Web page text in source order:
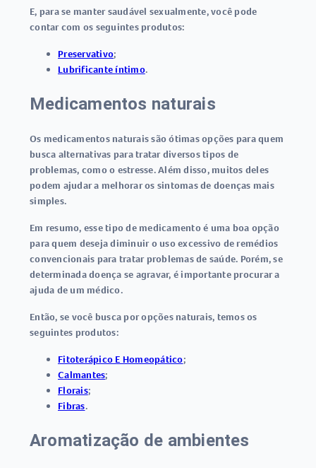
E, para se manter saudável sexualmente, você pode
contar com os seguintes produtos:
Preservativo;
Lubrificante íntimo.
Medicamentos naturais
Os medicamentos naturais são ótimas opções para quem
busca alternativas para tratar diversos tipos de
problemas, como o estresse. Além disso, muitos deles
podem ajudar a melhorar os sintomas de doenças mais
simples.
Em resumo, esse tipo de medicamento é uma boa opção
para quem deseja diminuir o uso excessivo de remédios
convencionais para tratar problemas de saúde. Porém, se
determinada doença se agravar, é importante procurar a
ajuda de um médico.
Então, se você busca por opções naturais, temos os
seguintes produtos:
Fitoterápico E Homeopático;
Calmantes;
Florais;
Fibras.
Aromatização de ambientes